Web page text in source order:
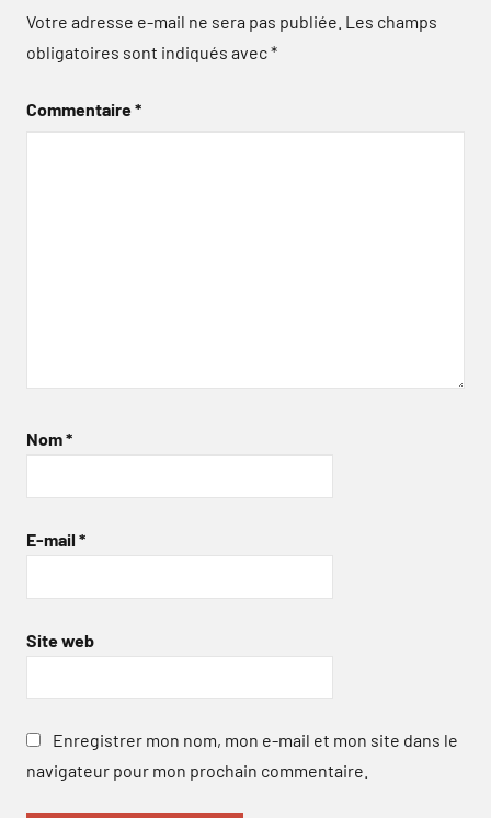
Votre adresse e-mail ne sera pas publiée. Les champs
obligatoires sont indiqués avec*
Commentaire*
Nom*
E-mail *
Site web
Enregistrer mon nom, mon e-mail et mon site dans le
navigateur pour mon prochain commentaire.